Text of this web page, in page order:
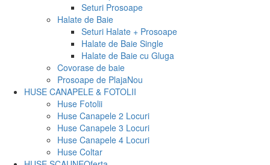
Seturi Prosoape
Halate de Baie
Seturi Halate + Prosoape
Halate de Baie Single
Halate de Baie cu Gluga
Covorase de baie
Prosoape de PlajaNou
HUSE CANAPELE & FOTOLII
Huse Fotolii
Huse Canapele 2 Locuri
Huse Canapele 3 Locuri
Huse Canapele 4 Locuri
Huse Coltar